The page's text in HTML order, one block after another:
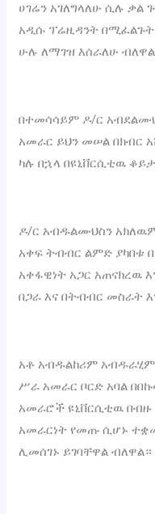
ሀገሬን አገለግላለሁ ሲሉ ቃል
አዲሱ ፕሬዚዳንት
ሁሉ ለማገዝ እሰራለሁ
‎በተመሳሳይም ዶ/ር
አመራር ይህን መሠል በክብር
ካሉ በኋላ በዩኒቨርሲቲዉ
‎ዶ/ር አብዱልሙህስን
አቀፍ ትብብር ልምድ ያካበቱ
አቀፋዊነት አጋር አጠናክረዉ
በጋራ እና በትብብር መስራት
‎አቶ አብዱልከሪም አብዱራሂም
ሥራ አመራር ቦርድ አባል
አመራሮች ዩኒቨርሲቲዉ በብዙ
አመራርነት የመጡ ሲሆኑ
ሊመሰገኑ ይገባቸዋል ብለዋል።